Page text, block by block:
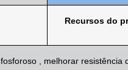
Recursos do
, melhorar resistência